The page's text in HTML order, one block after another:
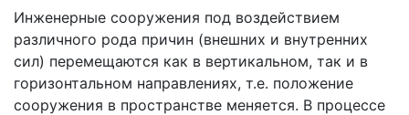
Инженерные сооружения под воздействием
различного рода причин (внешних и внутренних
сил) перемещаются как в вертикальном, так и в
горизонтальном направлениях, т.е. положение
сооружения в пространстве меняется. В процессе